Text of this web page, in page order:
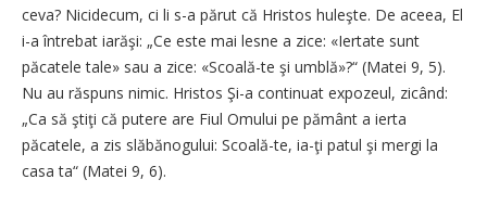
ceva? Nicidecum, ci li s-a părut că Hristos huleşte. De aceea, El
i-a întrebat iarăşi: „Ce este mai lesne a zice: «Iertate sunt
păcatele tale» sau a zice: «Scoală-te şi umblă»?“ (Matei 9, 5).
Nu au răspuns nimic. Hristos Şi-a continuat expozeul, zicând:
„Ca să ştiţi că putere are Fiul Omului pe pământ a ierta
păcatele, a zis slăbănogului: Scoală-te, ia-ţi patul şi mergi la
casa ta“ (Matei 9, 6).